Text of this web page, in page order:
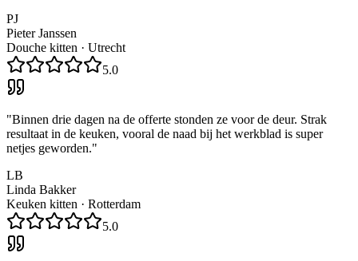
PJ
Pieter Janssen
Douche kitten · Utrecht
5.0
"Binnen drie dagen na de offerte stonden ze voor de deur. Strak
resultaat in de keuken, vooral de naad bij het werkblad is super
netjes geworden."
LB
Linda Bakker
Keuken kitten · Rotterdam
5.0